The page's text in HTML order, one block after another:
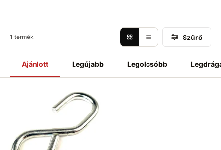
Ajánlott Legújabb Legolcsóbb
1 termék Szűrő